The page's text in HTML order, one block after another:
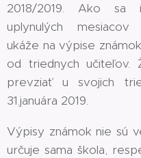
2018/2019. Ako sa
uplynulých
ukáže na výpise
od triednych učiteľov.
prevziať u svojich
31.januára 2019.
Výpisy známok nie sú
určuje sama škola,